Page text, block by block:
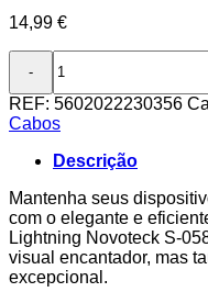
14,99 €
Quantidade
Cabo
Lightning
Verde
Água
50W
1M
S-
058
Silicone
REF: 5602022230356
Cabos
Descrição
Mantenha seus
com o elegante e
Lightning Novoteck S-
visual encantador, mas
excepcional.